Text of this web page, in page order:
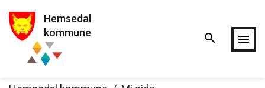
Hopp til hovedinnholdet
Hemsedal
kommune
search menu